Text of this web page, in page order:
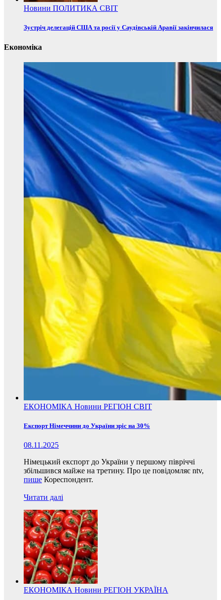
Новини ПОЛИТИКА СВІТ
Зустріч делегацій США та росії у Саудівській Аравії закінчилася
Економіка
ЕКОНОМІКА Новини РЕГІОН СВІТ
Експорт Німеччини до України зріс на 30%
08.11.2025
Німецький експорт до України у першому півріччі
збільшився майже на третину. Про це повідомляє ntv,
пише Кореспондент.
Читати далі
ЕКОНОМІКА Новини РЕГІОН УКРАЇНА